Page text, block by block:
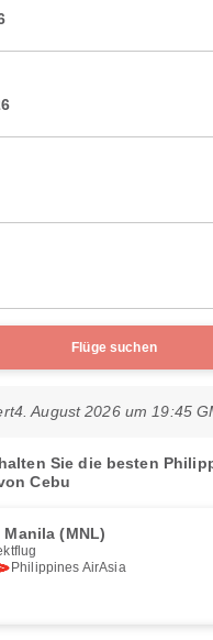
Flüge suchen
4. August 2026 um 19:45
Sie die besten
Cebu
Manila (MNL)
Philippines AirAsia